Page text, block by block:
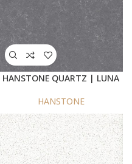
HANSTONE QUARTZ | LUNA
HANSTONE